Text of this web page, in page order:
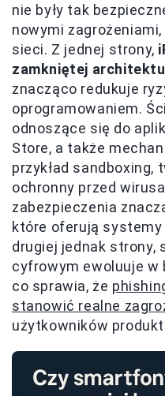
nie były tak
nowymi
sieci. Z jednej strony,
zamkniętej
znacząco redukuje
oprogramowaniem.
odnoszące się do
Store, a także
przykład sandboxing,
ochronny przed
zabezpieczenia
które oferują systemy
drugiej jednak strony,
cyfrowym ewoluuje w
co sprawia, że
stanowić realne
użytkowników